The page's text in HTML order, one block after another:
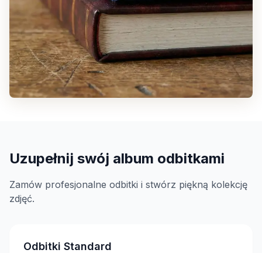
Uzupełnij swój album odbitkami
Zamów profesjonalne odbitki i stwórz piękną kolekcję
zdjęć.
Odbitki Standard